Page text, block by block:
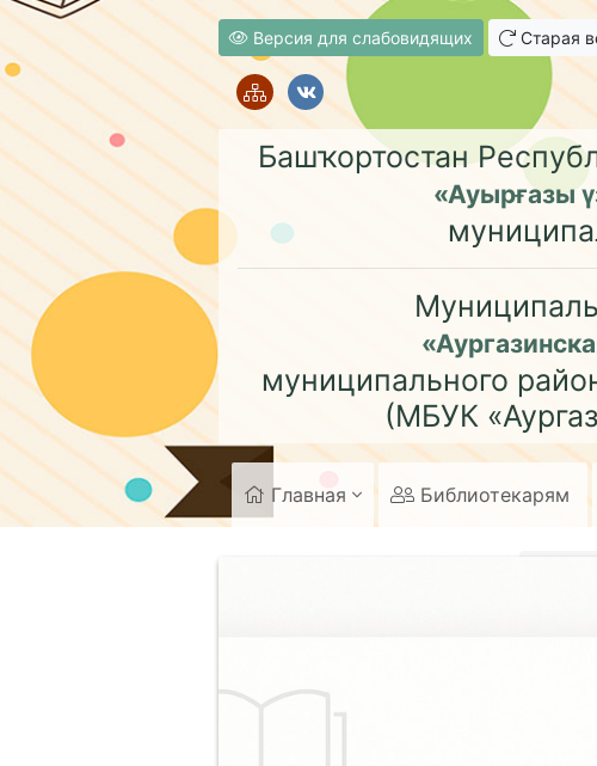
Версия для слабовидящих Старая
Башҡортостан
«Ауырғазы
муниципального
(МБУК
Главная Библиотекарям